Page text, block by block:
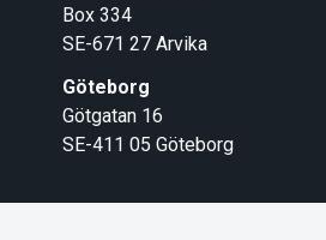
Box 334
SE-671 27 Arvika
Göteborg
Götgatan 16
SE-411 05 Göteborg